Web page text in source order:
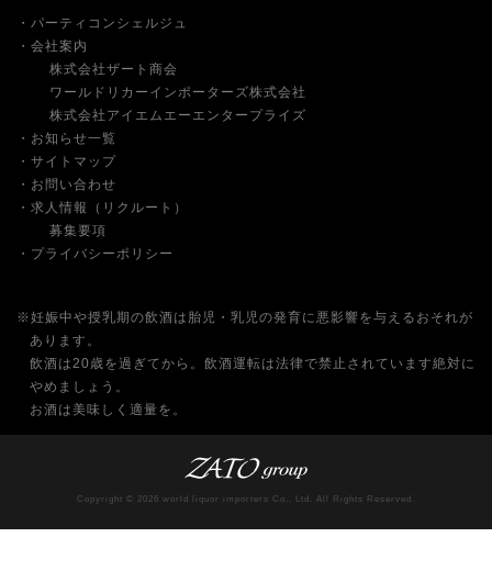
パーティコンシェルジュ
会社案内
株式会社ザート商会
ワールドリカーインポーターズ株式会社
株式会社アイエムエーエンタープライズ
お知らせ一覧
サイトマップ
お問い合わせ
求人情報（リクルート）
募集要項
プライバシーポリシー
※妊娠中や授乳期の飲酒は胎児・乳児の発育に悪影響を与えるおそれが
あります。
飲酒は20歳を過ぎてから。飲酒運転は法律で禁止されています絶対に
やめましょう。
お酒は美味しく適量を。
Copyright © 2026 world liquor importers Co., Ltd. All Rights Reserved.